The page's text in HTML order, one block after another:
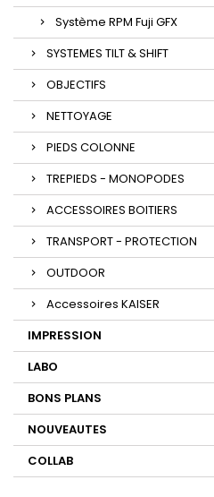
Système RPM Fuji GFX
SYSTEMES TILT & SHIFT
OBJECTIFS
NETTOYAGE
PIEDS COLONNE
TREPIEDS - MONOPODES
ACCESSOIRES BOITIERS
TRANSPORT - PROTECTION
OUTDOOR
Accessoires KAISER
IMPRESSION
LABO
BONS PLANS
NOUVEAUTES
COLLAB